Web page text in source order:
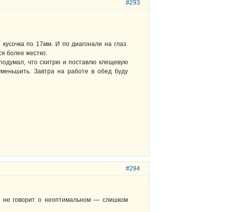
#293
по 17мм. И по диагонали на глаз.
более жестко.
что схитрю и поставлю клещевую
Завтра на работе в обед буду
#294
не говорит о неоптимальном — слишком